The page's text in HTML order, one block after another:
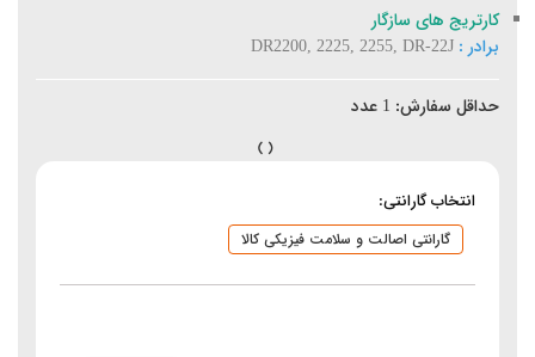
کارتریج های سازگار
برادر :
حداقل سفارش: 1 عدد
انتخاب گارانتی:
گارانتی اصالت و سلامت فیزیکی کالا